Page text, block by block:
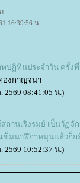
16:39:56 น.
ฏิทินประจำวัน ครั้งที่
องกาญจนา
2569 08:41:05 น.)
ถานเริงรมย์ เป็นวัฏจัก
ข็มนาฬิกาหมุนแล้วก็ก
2569 10:52:37 น.)